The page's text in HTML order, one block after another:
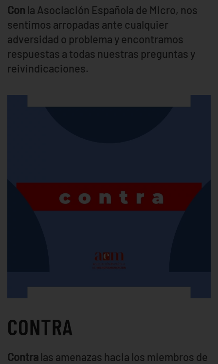
Con la Asociación Española de Micro, nos
sentimos arropadas ante cualquier
adversidad o problema y encontramos
respuestas a todas nuestras preguntas y
reivindicaciones.
CONTRA
Contra las amenazas hacia los miembros de